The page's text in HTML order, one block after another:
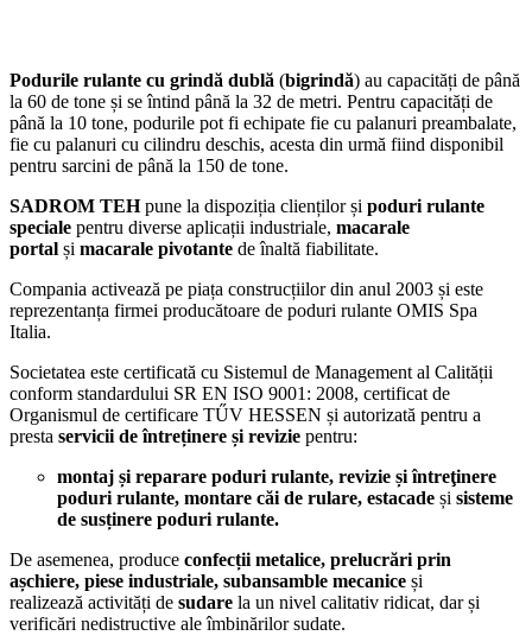
Podurile rulante cu grindă dublă (bigrindă) au capacități de până
la 60 de tone și se întind până la 32 de metri. Pentru capacități de
până la 10 tone, podurile pot fi echipate fie cu palanuri preambalate,
fie cu palanuri cu cilindru deschis, acesta din urmă fiind disponibil
pentru sarcini de până la 150 de tone.
SADROM TEHpune la dispoziția clienților și poduri rulante
speciale pentru diverse aplicații industriale, macarale
portal și macarale pivotante de înaltă fiabilitate.
Compania activează pe piața construcțiilor din anul 2003 și este
reprezentanța firmei producătoare de poduri rulante OMIS Spa
Italia.
Societatea este certificată cu Sistemul de Management al Calității
conform standardului SR EN ISO 9001: 2008, certificat de
Organismul de certificare TŰV HESSEN și autorizată pentru a
presta servicii de întreținere și revizie pentru:
montaj și reparare poduri rulante, revizie și întreţinere
poduri rulante, montare căi de rulare, estacade și sisteme
de susținere poduri rulante.
De asemenea, produce confecții metalice, prelucrări prin
așchiere, piese industriale, subansamble mecanice și
realizează activități de sudare la un nivel calitativ ridicat, dar și
verificări nedistructive ale îmbinărilor sudate.